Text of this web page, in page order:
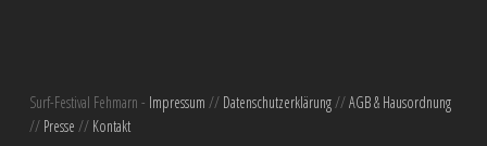
Surf-Festival Fehmarn - Impressum // Datenschutzerklärung//AGB & Hausordnung
// Presse // Kontakt